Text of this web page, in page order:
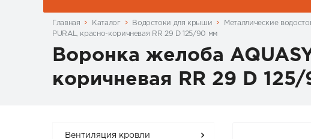
Главная Каталог Водостоки для крыши Металлические
PURAL, красно-коричневая RR 29 D 125/90 мм
Воронка желоба
коричневая RR 29 D
Вентиляция кровли